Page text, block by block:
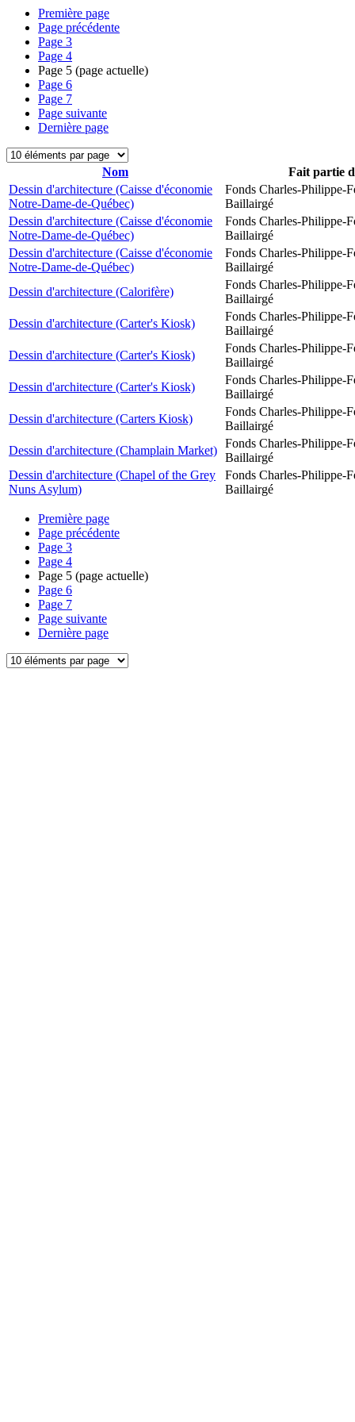
Première page
Page précédente
Page 3
Page 4
Page 5 (page actuelle)
Page 6
Page 7
Page suivante
Dernière page
Nom
Fait partie
Dessin d'architecture (Caisse d'économie
Notre-Dame-de-Québec)
Fonds Charles-Philippe-
Baillairgé
Dessin d'architecture (Caisse d'économie
Notre-Dame-de-Québec)
Fonds Charles-Philippe-
Baillairgé
Dessin d'architecture (Caisse d'économie
Notre-Dame-de-Québec)
Fonds Charles-Philippe-
Baillairgé
Dessin d'architecture (Calorifère)
Fonds Charles-Philippe-
Baillairgé
Dessin d'architecture (Carter's Kiosk)
Fonds Charles-Philippe-
Baillairgé
Dessin d'architecture (Carter's Kiosk)
Fonds Charles-Philippe-
Baillairgé
Dessin d'architecture (Carter's Kiosk)
Fonds Charles-Philippe-
Baillairgé
Dessin d'architecture (Carters Kiosk)
Fonds Charles-Philippe-
Baillairgé
Dessin d'architecture (Champlain Market)
Fonds Charles-Philippe-
Baillairgé
Dessin d'architecture (Chapel of the Grey
Nuns Asylum)
Fonds Charles-Philippe-
Baillairgé
Première page
Page précédente
Page 3
Page 4
Page 5 (page actuelle)
Page 6
Page 7
Page suivante
Dernière page